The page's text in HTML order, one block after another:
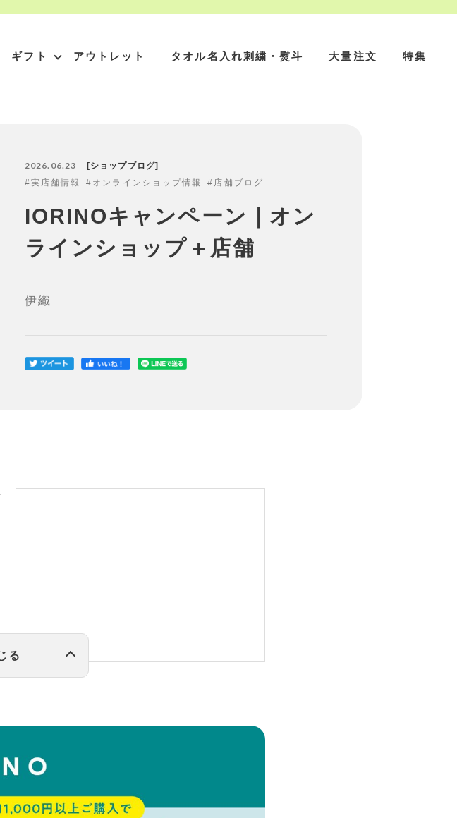
ギフト アウトレット タオル名入れ刺繍・熨斗 大量注文 特集
2026.06.23
ショップブログ
実店舗情報
オンラインショップ情報 店舗ブログ
IORINOキャンペーン｜オン
ラインショップ＋店舗
伊織